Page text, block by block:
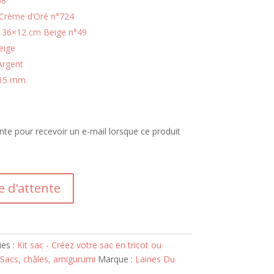
d’Oré n°724
cm Beige n°49
mm
pour recevoir un e-mail lorsque ce produit
d'attente
: Kit sac - Créez votre sac en tricot ou
châles, amigurumi Marque : Laines Du